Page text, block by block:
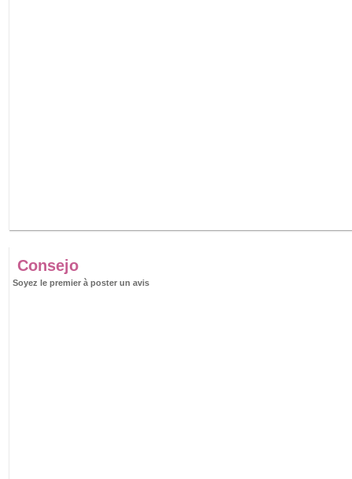
Consejo
Soyez le premier à poster un avis